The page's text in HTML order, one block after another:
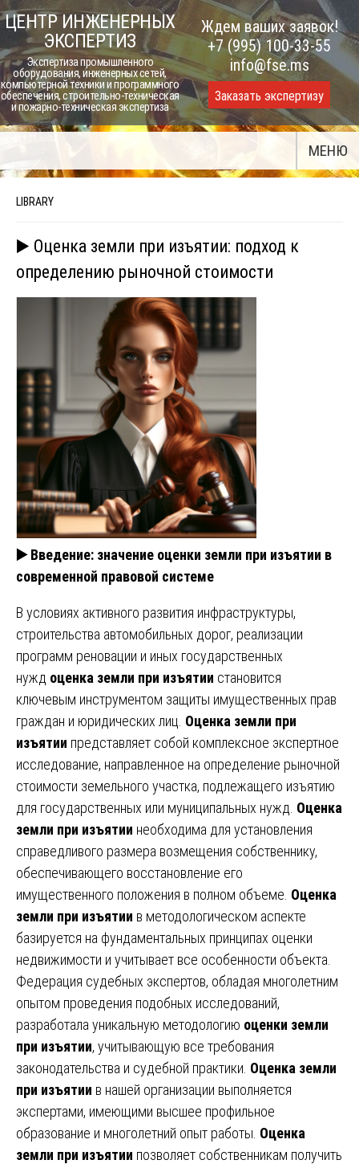
Skip
to
content
ЦЕНТР ИНЖЕНЕРНЫХ
ЭКСПЕРТИЗ
Экспертиза промышленного
оборудования, инженерных сетей,
компьютерной техники и программного
обеспечения, строительно-техническая
и пожарно-техническая экспертиза
Ждем ваших заявок!
+7 (995) 100-33-55
info@fse.ms
Заказать экспертизу
МЕНЮ
LIBRARY
▶️ Оценка земли при изъятии: подход к
определению рыночной стоимости
▶️Введение: значение оценки земли при изъятии в
современной правовой системе
В условиях активного развития инфраструктуры,
строительства автомобильных дорог, реализации
программ реновации и иных государственных
нужд оценка земли при изъятии становится
ключевым инструментом защиты имущественных прав
граждан и юридических лиц. Оценка земли при
изъятии представляет собой комплексное экспертное
исследование, направленное на определение рыночной
стоимости земельного участка, подлежащего изъятию
для государственных или муниципальных нужд. Оценка
земли при изъятии необходима для установления
справедливого размера возмещения собственнику,
обеспечивающего восстановление его
имущественного положения в полном объеме. Оценка
земли при изъятии в методологическом аспекте
базируется на фундаментальных принципах оценки
недвижимости и учитывает все особенности объекта.
Федерация судебных экспертов, обладая многолетним
опытом проведения подобных исследований,
разработала уникальную методологию оценки земли
при изъятии, учитывающую все требования
законодательства и судебной практики. Оценка земли
при изъятии в нашей организации выполняется
экспертами, имеющими высшее профильное
образование и многолетний опыт работы. Оценка
земли при изъятии позволяет собственникам получить